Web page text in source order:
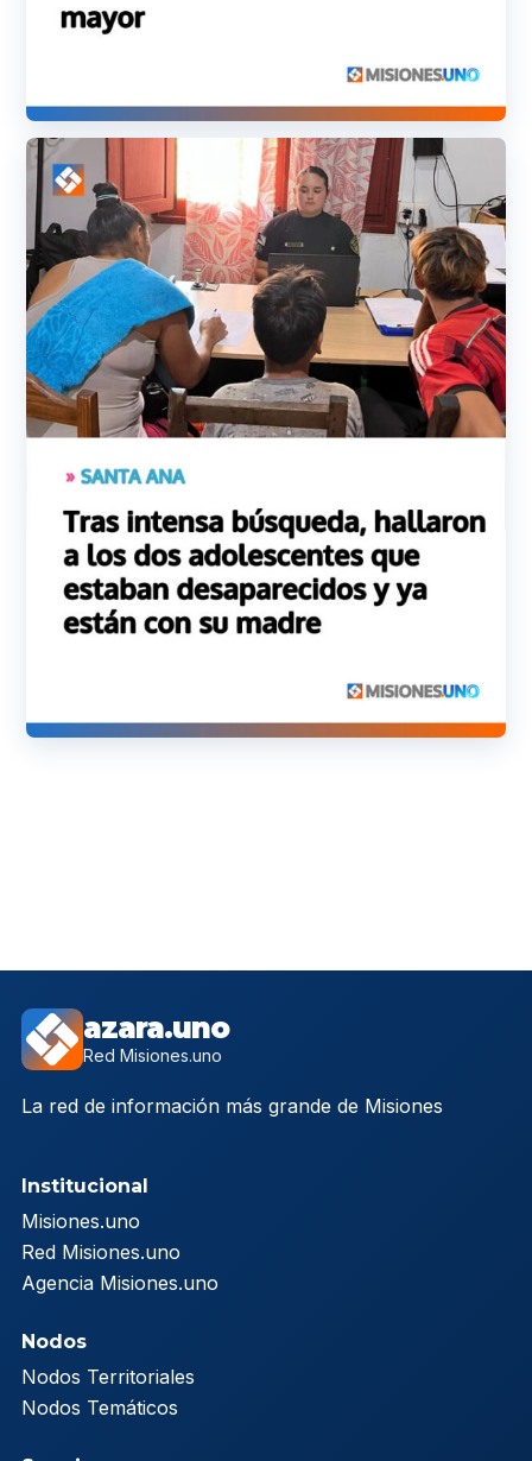
azara.uno
Red Misiones.uno
La red de información más grande de Misiones
Institucional
Misiones.uno
Red Misiones.uno
Agencia Misiones.uno
Nodos
Nodos Territoriales
Nodos Temáticos